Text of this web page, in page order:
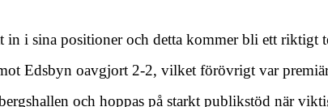
i sina positioner och detta kommer bli ett riktigt
Edsbyn oavgjort 2-2, vilket förövrigt var
och hoppas på starkt publikstöd när